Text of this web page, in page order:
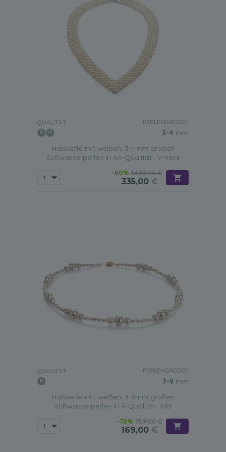
QUALITÄT: PERLENGRÖSSE:
3-4 mm
Halskette mit weißen, 3-4mm großen
Süßwasserperlen in AA-Qualität , V-neck
-80% 1.699,00 €
335,00 €
QUALITÄT: PERLENGRÖSSE:
3-8 mm
Halskette mit weißen, 3-8mm großen
Süßwasserperlen in A-Qualität , Ida
-78% 759,00 €
169,00 €